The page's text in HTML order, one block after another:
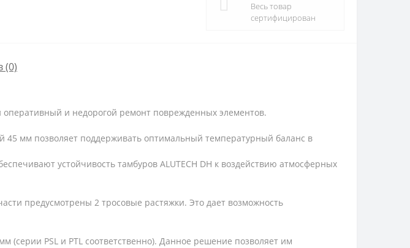
Весь товар
сертифицирован
(0)
оперативный и недорогой ремонт поврежденных элементов.
мм позволяет поддерживать оптимальный температурный баланс в
устойчивость тамбуров ALUTECH DH к воздействию атмосферных
предусмотрены 2 тросовые растяжки. Это дает возможность
PSL и PTL соответственно). Данное решение позволяет им